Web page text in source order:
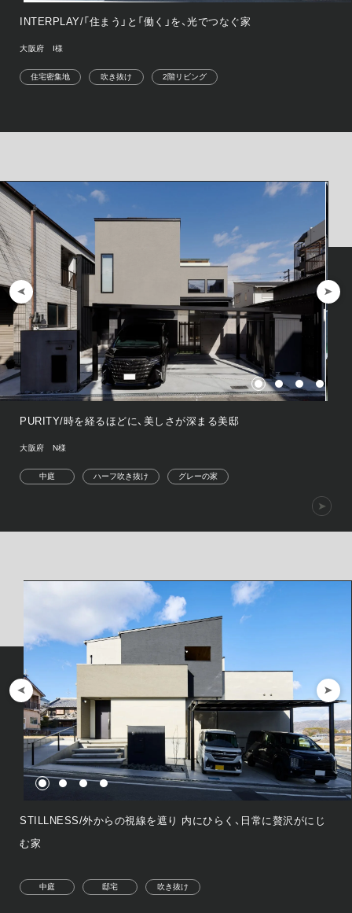
INTERPLAY/「住まう」と「働く」を、光でつなぐ家
大阪府 I様
住宅密集地 吹き抜け 2階リビング
PURITY/時を経るほどに、美しさが深まる美邸
大阪府 N様
中庭 ハーフ吹き抜け グレーの家
STILLNESS/外からの視線を遮り 内にひらく、日常に贅沢がにじ
む家
中庭 邸宅 吹き抜け